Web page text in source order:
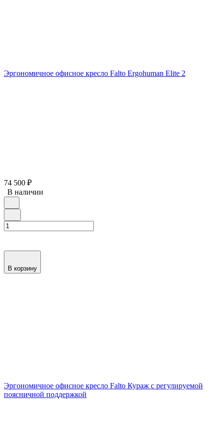
Эргономичное офисное кресло Falto Ergohuman Elite 2
74 500 ₽
В наличии
В корзину
Эргономичное офисное кресло Falto Кураж с регулируемой
поясничной поддержкой